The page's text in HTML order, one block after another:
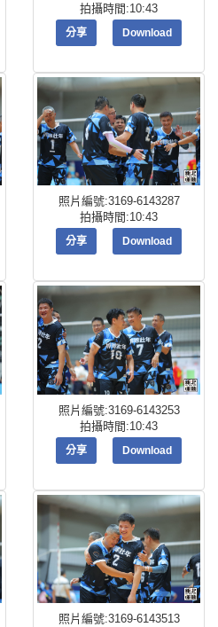
拍攝時間:10:43
分享 Download
照片編號:3169-6143287
拍攝時間:10:43
分享 Download
照片編號:3169-6143253
拍攝時間:10:43
分享 Download
照片編號:3169-6143513